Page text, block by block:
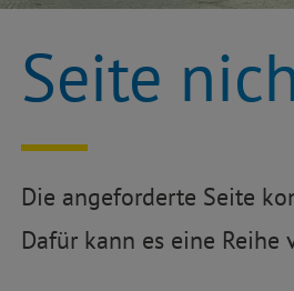
Seite
Die angeforderte Seite
Dafür kann es eine Reihe